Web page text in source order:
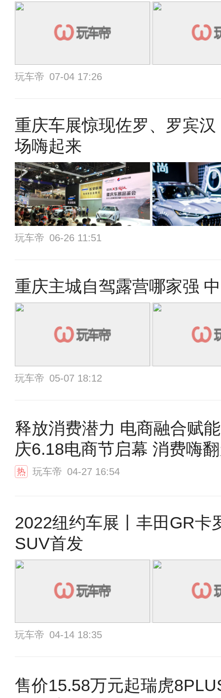
玩车帝 07-04 17:26
重庆车展惊现佐罗、罗宾
场嗨起来
玩车帝 06-26 11:51
重庆主城自驾露营哪家强
玩车帝 05-07 18:12
释放消费潜力 电商融合赋能 2022
庆6.18电商节启幕 消费嗨
热 玩车帝 04-27 16:54
2022纽约车展丨丰田GR卡
SUV首发
玩车帝 04-14 18:35
售价15.58万元起瑞虎